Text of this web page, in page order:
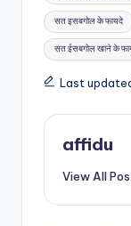
सत इसबगोल के फायदे
सत ईसबगोल खाने के
Last
affidu
View All